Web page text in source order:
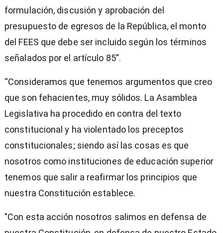
formulación, discusión y aprobación del
presupuesto de egresos de la República, el monto
del FEES que debe ser incluido según los términos
señalados por el artículo 85”.
“Consideramos que tenemos argumentos que creo
que son fehacientes, muy sólidos. La Asamblea
Legislativa ha procedido en contra del texto
constitucional y ha violentado los preceptos
constitucionales; siendo así las cosas es que
nosotros como instituciones de educación superior
tenemos que salir a reafirmar los principios que
nuestra Constitución establece.
"Con esta acción nosotros salimos en defensa de